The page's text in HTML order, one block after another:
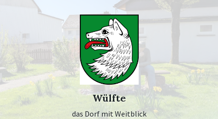
Wülfte
das Dorf mit Weitblick